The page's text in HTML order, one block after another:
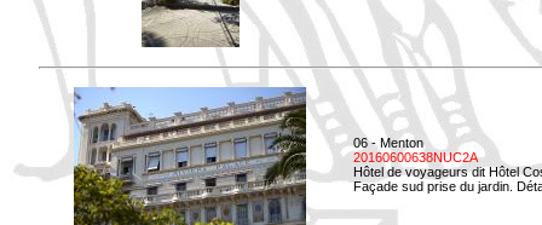
06 - Menton
20160600638NUC2A
Hôtel de voyageurs dit Hôtel
Façade sud prise du jardin.